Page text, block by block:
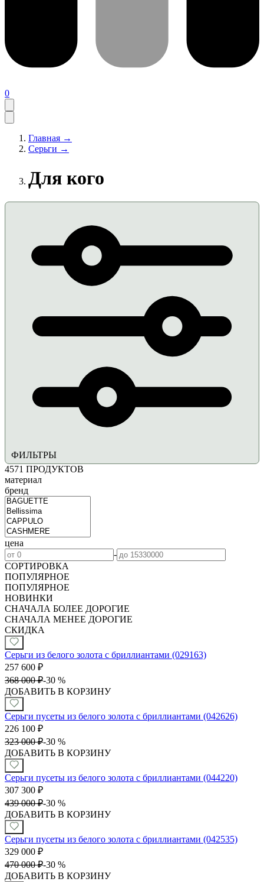
0
Главная →
Серьги →
Для кого
ФИЛЬТРЫ
4571 ПРОДУКТОВ
материал
бренд
цена
-
СОРТИРОВКА
ПОПУЛЯРНОЕ
ПОПУЛЯРНОЕ
НОВИНКИ
СНАЧАЛА БОЛЕЕ ДОРОГИЕ
СНАЧАЛА МЕНЕЕ ДОРОГИЕ
СКИДКА
Серьги из белого золота с бриллиантами (029163)
257 600 ₽
368 000 ₽-30 %
ДОБАВИТЬ В КОРЗИНУ
Серьги пусеты из белого золота с бриллиантами (042626)
226 100 ₽
323 000 ₽-30 %
ДОБАВИТЬ В КОРЗИНУ
Серьги пусеты из белого золота с бриллиантами (044220)
307 300 ₽
439 000 ₽-30 %
ДОБАВИТЬ В КОРЗИНУ
Серьги пусеты из белого золота с бриллиантами (042535)
329 000 ₽
470 000 ₽-30 %
ДОБАВИТЬ В КОРЗИНУ